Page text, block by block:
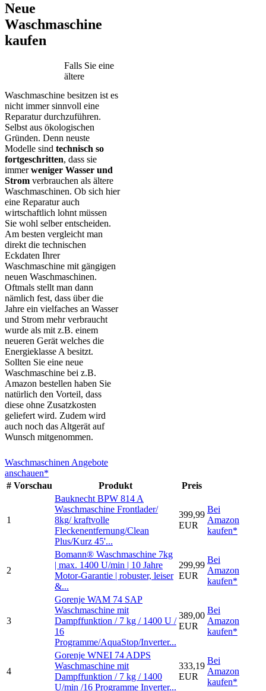
Neue
Waschmaschine
kaufen
Falls Sie eine
ältere
Waschmaschine besitzen ist es
nicht immer sinnvoll eine
Reparatur durchzuführen.
Selbst aus ökologischen
Gründen. Denn neuste
Modelle sind technisch so
fortgeschritten, dass sie
immerweniger Wasser und
Strom verbrauchen als ältere
Waschmaschinen. Ob sich hier
eine Reparatur auch
wirtschaftlich lohnt müssen
Sie wohl selber entscheiden.
Am besten vergleicht man
direkt die technischen
Eckdaten Ihrer
Waschmaschine mit gängigen
neuen Waschmaschinen.
Oftmals stellt man dann
nämlich fest, dass über die
Jahre ein vielfaches an Wasser
und Strom mehr verbraucht
wurde als mit z.B. einem
neueren Gerät welches die
Energieklasse A besitzt.
Sollten Sie eine neue
Waschmaschine bei z.B.
Amazon bestellen haben Sie
natürlich den Vorteil, dass
diese ohne Zusatzkosten
geliefert wird. Zudem wird
auch noch das Altgerät auf
Wunsch mitgenommen.
Waschmaschinen Angebote
anschauen*
# Vorschau Produkt Preis
1
Bauknecht BPW 814 A
Waschmaschine Frontlader/
8kg/ kraftvolle
Fleckenentfernung/Clean
Plus/Kurz 45'...
399,99
EUR
Bei
Amazon
kaufen*
2
Bomann® Waschmaschine 7kg
| max. 1400 U/min | 10 Jahre
Motor-Garantie | robuster, leiser
&...
299,99
EUR
Bei
Amazon
kaufen*
3
Gorenje WAM 74 SAP
Waschmaschine mit
Dampffunktion / 7 kg / 1400 U /
16
Programme/AquaStop/Inverter...
389,00
EUR
Bei
Amazon
kaufen*
4
Gorenje WNEI 74 ADPS
Waschmaschine mit
Dampffunktion / 7 kg / 1400
U/min /16 Programme Inverter...
333,19
EUR
Bei
Amazon
kaufen*